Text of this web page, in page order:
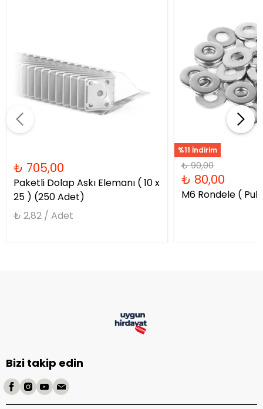
₺ 705,00
Paketli Dolap Askı Elemanı ( 10 x
25 ) (250 Adet)
₺ 2,82 / Adet
%11 İndirim
₺ 90,00
₺ 80,00
M6 Rondele ( Pul
Bizi takip edin